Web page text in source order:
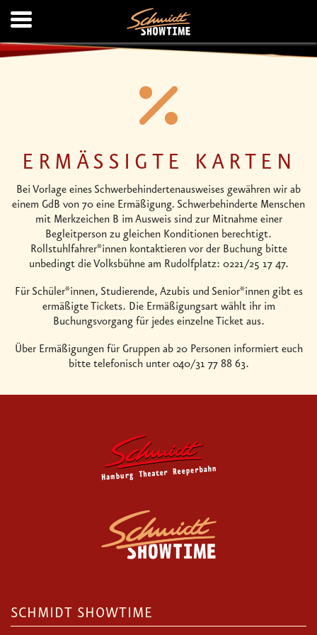
ERMÄSSIGTE KARTEN
Bei Vorlage eines Schwerbehindertenausweises gewähren wir ab
einem GdB von 70 eine Ermäßigung. Schwerbehinderte Menschen
mit Merkzeichen B im Ausweis sind zur Mitnahme einer
Begleitperson zu gleichen Konditionen berechtigt.
Rollstuhlfahrer*innen kontaktieren vor der Buchung bitte
unbedingt die Volksbühne am Rudolfplatz: 0221/25 17 47.
Für Schüler*innen, Studierende, Azubis und Senior*innen gibt es
ermäßigte Tickets. Die Ermäßigungsart wählt ihr im
Buchungsvorgang für jedes einzelne Ticket aus.
Über Ermäßigungen für Gruppen ab 20 Personen informiert euch
bitte telefonisch unter 040/31 77 88 63.
SCHMIDT SHOWTIME